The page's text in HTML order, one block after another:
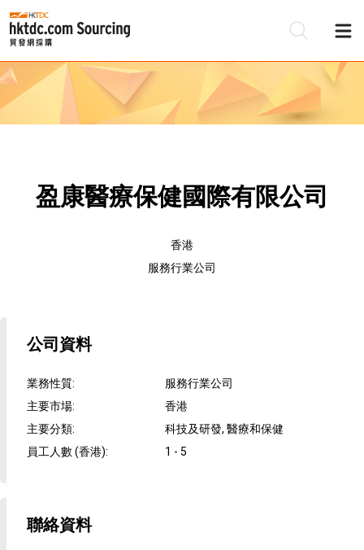
盈康醫療保健國際有限公司
香港
服務行業公司
公司資料
業務性質:
服務行業公司
主要市場:
香港
主要分類:
科技及研發, 醫療和保健
員工人數 (香港): 1 - 5
聯絡資料